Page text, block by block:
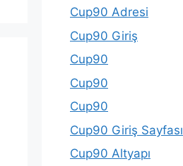
Cup90 Adresi
Cup90 Giriş
Cup90
Cup90
Cup90
Cup90 Giriş Sayfası
Cup90 Altyapı